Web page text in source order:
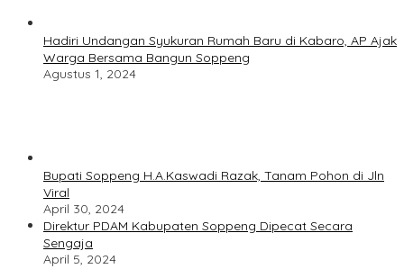
Hadiri Undangan Syukuran Rumah Baru di Kabaro, AP Ajak
Warga Bersama Bangun Soppeng
Agustus 1, 2024
Bupati Soppeng H.A.Kaswadi Razak, Tanam Pohon di Jln
Viral
April 30, 2024
Direktur PDAM Kabupaten Soppeng Dipecat Secara
Sengaja
April 5, 2024